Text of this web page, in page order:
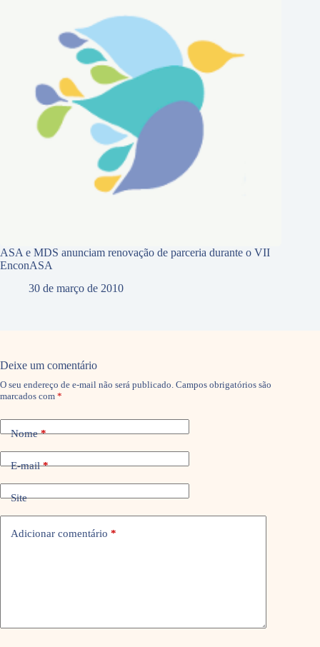
ASA e MDS anunciam renovação de parceria durante o VII
EnconASA
30 de março de 2010
Deixe um comentário
O seu endereço de e-mail não será publicado. Campos obrigatórios são
marcados com *
Nome*
E-mail*
Site
Adicionar comentário *